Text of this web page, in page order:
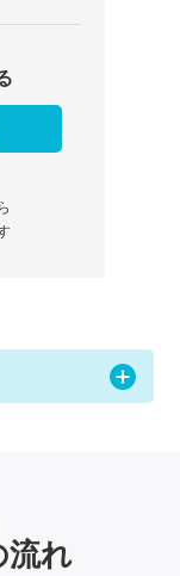
れ